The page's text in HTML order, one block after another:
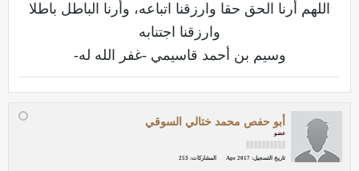
اللهم أرنا الحق حقا وارزقنا اتباعه، وأرنا الباطل باطلا
وارزقنا اجتنابه
وسيم بن أحمد قاسيمي -غفر الله له-
أبو حفص محمد ختالي السوقي
عضو
تاريخ التسجيل: Apr 2017 المشاركات: 253